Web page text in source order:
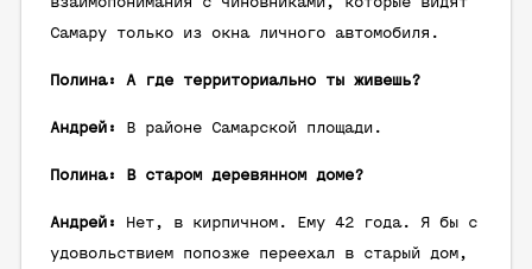
Самару только из окна личного автомобиля.
Полина: А где территориально ты живешь?
Андрей: В районе Самарской площади.
Полина: В старом деревянном доме?
Андрей:
Нет, в кирпичном. Ему 42 года. Я бы с
удовольствием попозже переехал в старый дом,